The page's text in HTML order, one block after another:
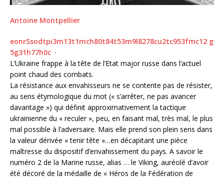
Antoine Montpellier
eonrSsodtpi3m13t1mch80t84t53m9l8278cu2tc953fmc12 g
5g31h77h0c ·
L’Ukraine frappe à la tête de l’Etat major russe dans l’actuel
point chaud des combats.
La résistance aux envahisseurs ne se contente pas de résister,
au sens étymologique du mot (« s’arrêter, ne pas avancer
davantage ») qui définit approximativement la tactique
ukrainienne du « reculer », peu, en faisant mal, très mal, le plus
mal possible à l’adversaire. Mais elle prend son plein sens dans
la valeur dérivée « tenir tête »…en décapitant une pièce
maîtresse du dispositif d’envahissement du pays. A savoir le
numéro 2 de la Marine russe, alias … le Viking, auréolé d’avoir
été décoré de la médaille de « Héros de la Fédération de